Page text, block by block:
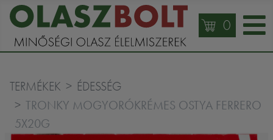
0
TERMÉKEK ÉDESSÉG
TRONKY MOGYORÓKRÉMES OSTYA FERRERO
5X20G